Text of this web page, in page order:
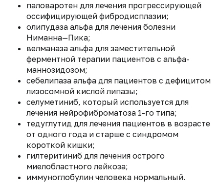
паловаротен для лечения прогрессирующей
оссифицирующей фибродисплазии;
олипудаза альфа для лечения болезни
Ниманна—Пика;
велманаза альфа для заместительной
ферментной терапии пациентов с альфа-
маннозидозом;
себелипаза альфа для пациентов с дефицитом
лизосомной кислой липазы;
селуметиниб, который используется для
лечения нейрофиброматоза 1-го типа;
тедуглутид для лечения пациентов в возрасте
от одного года и старше с синдромом
короткой кишки;
гилтеритиниб для лечения острого
миелобластного лейкоза;
иммуноглобулин человека нормальный.